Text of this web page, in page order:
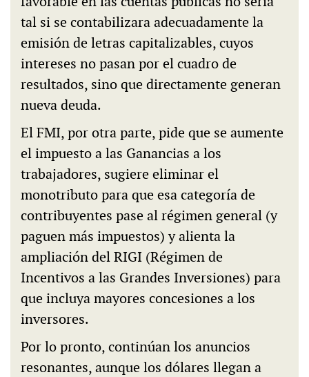
tal si se contabilizara adecuadamente la
emisión de letras capitalizables, cuyos
intereses no pasan por el cuadro de
resultados, sino que directamente generan
nueva deuda.
El FMI, por otra parte, pide que se aumente
el impuesto a las Ganancias a los
trabajadores, sugiere eliminar el
monotributo para que esa categoría de
contribuyentes pase al régimen general (y
paguen más impuestos) y alienta la
ampliación del RIGI (Régimen de
Incentivos a las Grandes Inversiones) para
que incluya mayores concesiones a los
inversores.
Por lo pronto, continúan los anuncios
resonantes, aunque los dólares llegan a